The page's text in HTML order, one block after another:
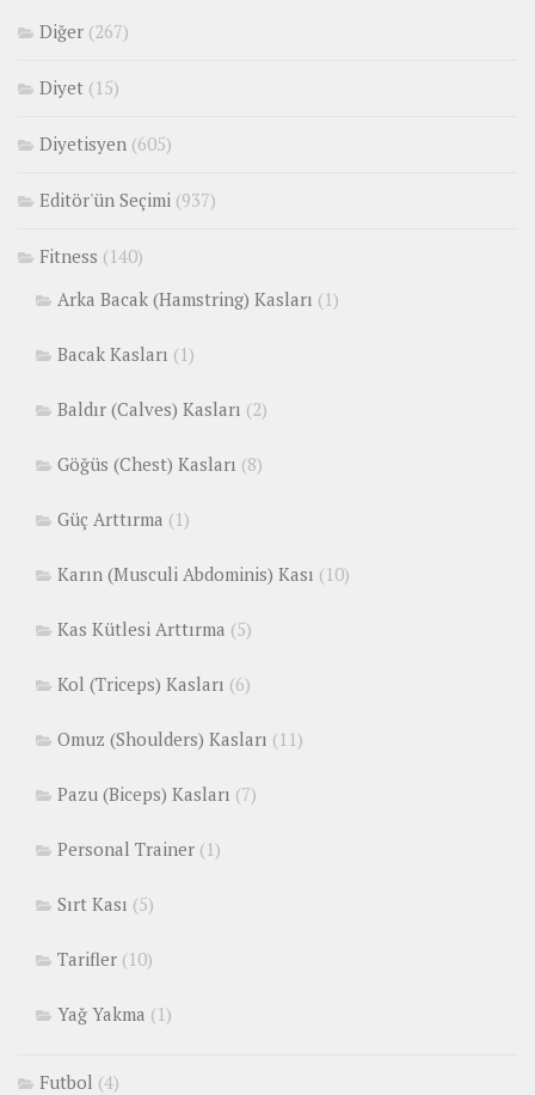
Diğer (267)
Diyet (15)
Diyetisyen (605)
Editör'ün Seçimi (937)
Fitness (140)
Arka Bacak (Hamstring) Kasları (1)
Bacak Kasları (1)
Baldır (Calves) Kasları (2)
Göğüs (Chest) Kasları (8)
Güç Arttırma (1)
Karın (Musculi Abdominis) Kası (10)
Kas Kütlesi Arttırma (5)
Kol (Triceps) Kasları (6)
Omuz (Shoulders) Kasları (11)
Pazu (Biceps) Kasları (7)
Personal Trainer (1)
Sırt Kası (5)
Tarifler (10)
Yağ Yakma (1)
Futbol (4)